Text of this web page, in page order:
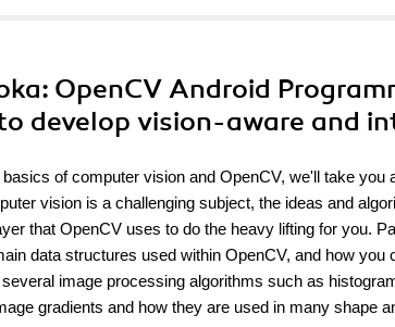
: OpenCV Android
develop vision-aware and
of computer vision and OpenCV, we'll take
vision is a challenging subject, the ideas and
that OpenCV uses to do the heavy lifting for you.
data structures used within OpenCV, and how
image processing algorithms such as
gradients and how they are used in many shape